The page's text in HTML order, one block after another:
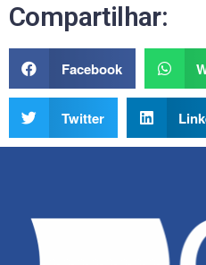
Compartilhar:
Facebook
Twitter